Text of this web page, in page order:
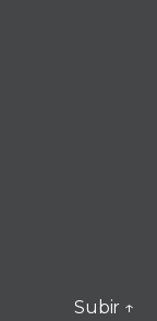
Subir ↑